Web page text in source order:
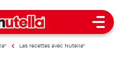
Open
® Les recettes avec Nutella®